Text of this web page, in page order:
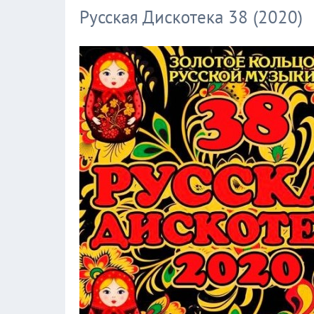
Русская Дискотека 38 (2020)